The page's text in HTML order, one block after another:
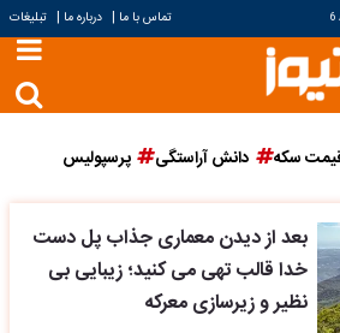
6 تماس با ما | درباره ما | تبلیغات
سکه دانش آراستگی پرسپولیس
بعد از دیدن معماری جذاب پل دست
خدا قالب تهی می کنید؛ زیبایی بی
نظیر و زیرسازی معرکه